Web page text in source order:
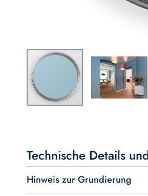
beginning
of
the
images
gallery
Technische Details
Hinweis zur Grundierung